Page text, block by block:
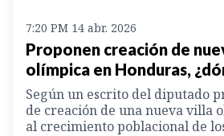
7:20 PM 14 abr. 2026
Proponen creación de
olímpica en Honduras,
Según un escrito del diputado
de creación de una nueva villa
al crecimiento poblacional de